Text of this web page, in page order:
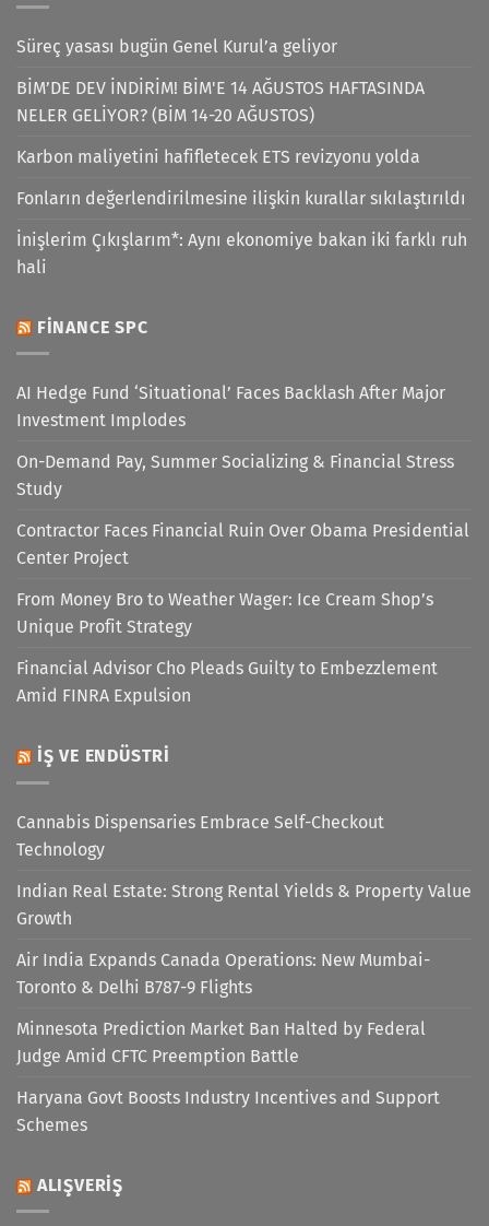
Süreç yasası bugün Genel Kurul’a geliyor
BİM’DE DEV İNDİRİM! BİM'E 14 AĞUSTOS HAFTASINDA
NELER GELİYOR? (BİM 14-20 AĞUSTOS)
Karbon maliyetini hafifletecek ETS revizyonu yolda
Fonların değerlendirilmesine ilişkin kurallar sıkılaştırıldı
İnişlerim Çıkışlarım*: Aynı ekonomiye bakan iki farklı ruh
hali
FINANCE SPC
AI Hedge Fund ‘Situational’ Faces Backlash After Major
Investment Implodes
On-Demand Pay, Summer Socializing & Financial Stress
Study
Contractor Faces Financial Ruin Over Obama Presidential
Center Project
From Money Bro to Weather Wager: Ice Cream Shop’s
Unique Profit Strategy
Financial Advisor Cho Pleads Guilty to Embezzlement
Amid FINRA Expulsion
İŞ VE ENDÜSTRI
Cannabis Dispensaries Embrace Self-Checkout
Technology
Indian Real Estate: Strong Rental Yields & Property Value
Growth
Air India Expands Canada Operations: New Mumbai-
Toronto & Delhi B787-9 Flights
Minnesota Prediction Market Ban Halted by Federal
Judge Amid CFTC Preemption Battle
Haryana Govt Boosts Industry Incentives and Support
Schemes
ALIŞVERIŞ